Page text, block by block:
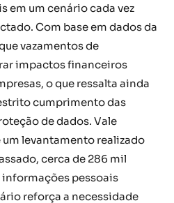
em um cenário cada vez
Com base em dados da
vazamentos de
impactos financeiros
o que ressalta ainda
cumprimento das
de dados. Vale
levantamento realizado
cerca de 286 mil
pessoais
reforça a necessidade